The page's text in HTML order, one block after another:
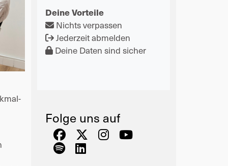
Deine Vorteile
Nichts verpassen
Jederzeit abmelden
Deine Daten sind sicher
Folge uns auf